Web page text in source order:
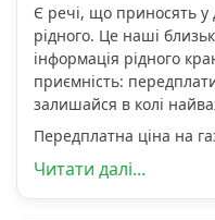
Є речі, що приносять у
рідного. Це наші
інформація рідного
приємність:
залишайся в колі
Передплатна ціна на
Читати далі...